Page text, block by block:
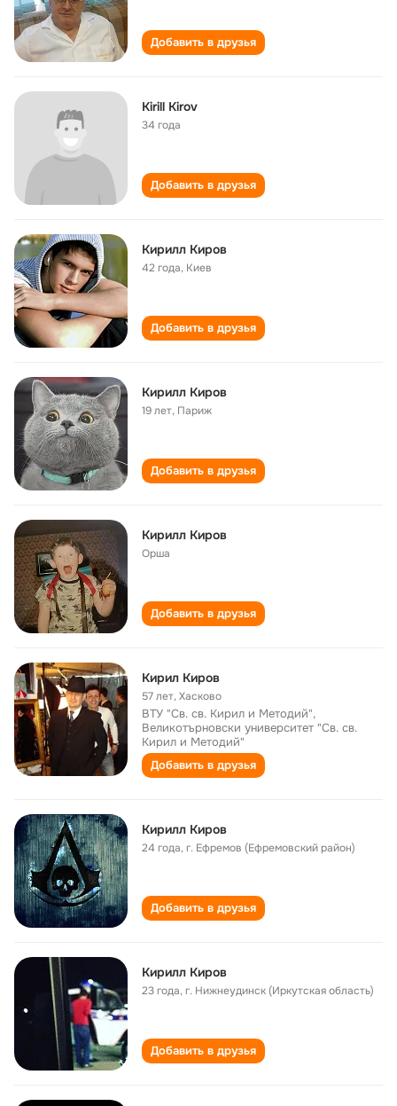
Добавить в друзья
Kirill Kirov
34 года
Добавить в друзья
Кирилл Киров
42 года, Киев
Добавить в друзья
Кирилл Киров
19 лет, Париж
Добавить в друзья
Кирилл Киров
Орша
Добавить в друзья
Кирил Киров
57 лет,Хасково
ВТУ "Св. св. Кирил и Методий",
Великотърновски университет "Св. св.
Кирил и Методий"
Добавить в друзья
Кирилл Киров
24 года,г. Ефремов (Ефремовский район)
Добавить в друзья
Кирилл Киров
23 года,г. Нижнеудинск (Иркутская область)
Добавить в друзья